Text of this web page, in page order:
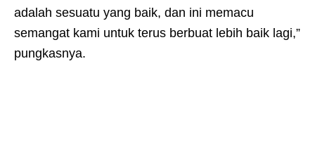
adalah sesuatu yang baik, dan ini memacu
semangat kami untuk terus berbuat lebih baik lagi,”
pungkasnya.